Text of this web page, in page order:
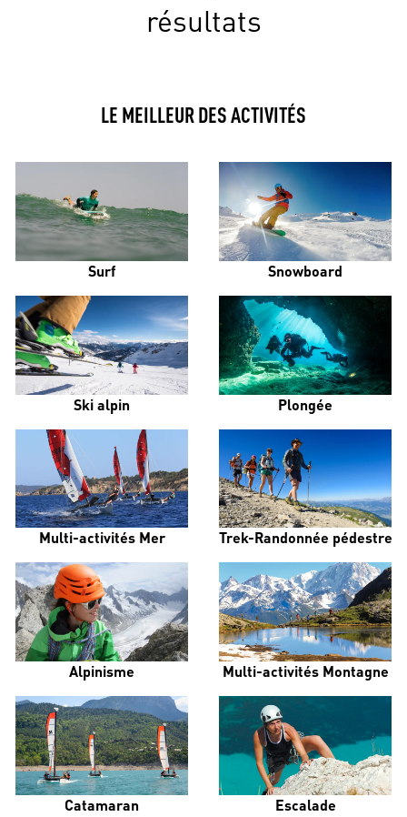
résultats
LE MEILLEUR DES ACTIVITÉS
Surf Snowboard
Ski alpin Plongée
Multi-activités Mer Trek-Randonnée pédestre
Alpinisme Multi-activités Montagne
Catamaran Escalade